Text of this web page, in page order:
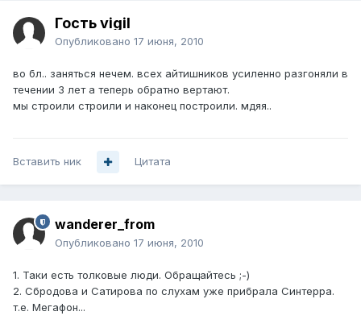
Гость vigil
Опубликовано 17 июня, 2010
во бл.. заняться нечем. всех айтишников усиленно разгоняли в
течении 3 лет а теперь обратно вертают.
мы строили строили и наконец построили. мдяя..
Вставить ник Цитата
wanderer_from
Опубликовано 17 июня, 2010
1. Таки есть толковые люди. Обращайтесь ;-)
2. Сбродова и Сатирова по слухам уже прибрала Синтерра.
т.е. Мегафон...